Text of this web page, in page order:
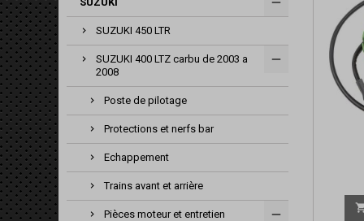
SUZUKI 450 LTR
SUZUKI 400 LTZ carbu de 2003 a
2008
Poste de pilotage
Protections et nerfs bar
Echappement
Trains avant et arrière
Pièces moteur et entretien